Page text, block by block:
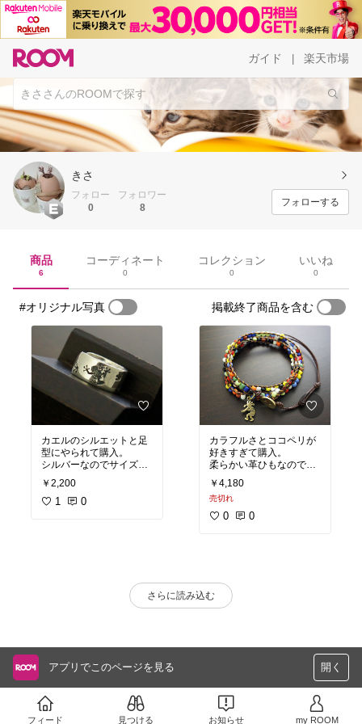
ガイド 楽天市場
きさ
フォロー
0
フォロワー
8
フォローする
商品
6
コーディネート
0
コレクション
0
いいね
0
#オリジナル写真 掲載終了商品を含む
カエルのシルエットと足
型にやられて購入。
シルバーなのでサイズ調
節しやすくて重宝しま
す。
￥2,200
1 0
カラフルさとココペリが
好きすぎて購入。
柔らかい革ひもなのでス
トレスなしです。ココペ
リかわいいです♪
￥4,180
売切れ
0 0
さらに読み込む
アプリでこのページを見る 開く
フィード 見つける お知らせ my ROOM